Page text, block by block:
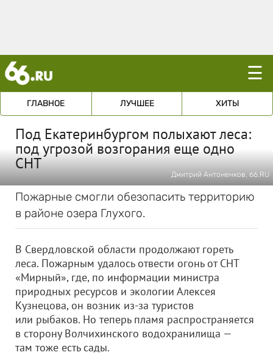
☰
ГЛАВНОЕ ЛУЧШЕЕ ХИТЫ
Под Екатеринбургом полыхают леса:
под угрозой возгорания еще одно
СНТ
Дмитрий Антоненков, 66.RU
Пожарные смогли обезопасить территорию
в районе озера Глухого.
В Свердловской области продолжают гореть
леса. Пожарным удалось отвести огонь от СНТ
«Мирный», где, по информации министра
природных ресурсов и экологии Алексея
Кузнецова, он возник из-за туристов
или рыбаков. Но теперь пламя распространяется
в сторону Волчихинского водохранилища —
там тоже есть сады.